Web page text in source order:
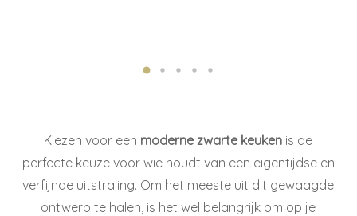
Kiezen voor een moderne zwarte keuken is de
perfecte keuze voor wie houdt van een eigentijdse en
verfijnde uitstraling. Om het meeste uit dit gewaagde
ontwerp te halen, is het wel belangrijk om op je